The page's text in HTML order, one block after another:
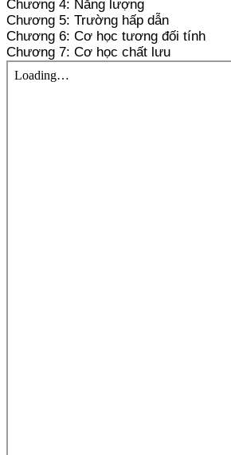
Chương 4: Năng lượng
Chương 5: Trường hấp dẫn
Chương 6: Cơ học tương đối tính
Chương 7: Cơ học chất lưu